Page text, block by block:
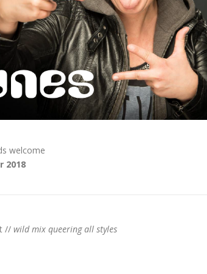
welcome
2018
// wild mix queering all styles